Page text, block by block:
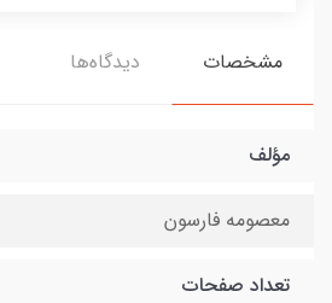
مشخصات دیدگاه‌ها
مؤلف
معصومه فارسون
تعداد صفحات